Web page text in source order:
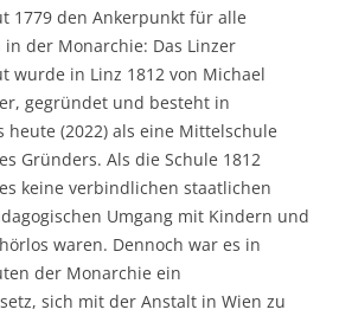
1779 den Ankerpunkt für alle
der Monarchie: Das Linzer
wurde in Linz 1812 von Michael
gegründet und besteht in
heute (2022) als eine Mittelschule
Gründers. Als die Schule 1812
keine verbindlichen staatlichen
Umgang mit Kindern und
waren. Dennoch war es in
der Monarchie ein
sich mit der Anstalt in Wien zu